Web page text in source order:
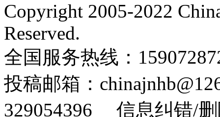
Copyright 2005-2022
Reserved.
全国服务热线：
投稿邮箱：
329054396 信息纠错/